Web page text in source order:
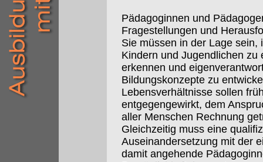
Pädagoginnen und
Fragestellungen und
Sie müssen in der Lage
Kindern und Jugendlichen
erkennen und
Bildungskonzepte zu
Lebensverhältnisse sollen
entgegengewirkt, dem
aller Menschen Rechnung
Gleichzeitig muss eine
Auseinandersetzung mit der
damit angehende